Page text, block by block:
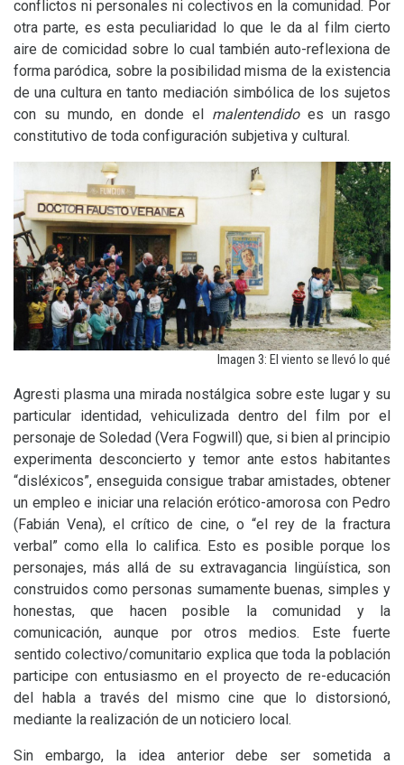
conflictos ni personales ni colectivos en la comunidad. Por
otra parte, es esta peculiaridad lo que le da al film cierto
aire de comicidad sobre lo cual también auto-reflexiona de
forma paródica, sobre la posibilidad misma de la existencia
de una cultura en tanto mediación simbólica de los sujetos
con su mundo, en donde el malentendidoes un rasgo
constitutivo de toda configuración subjetiva y cultural.
Imagen 3: El viento se llevó lo qué
Agresti plasma una mirada nostálgica sobre este lugar y su
particular identidad, vehiculizada dentro del film por el
personaje de Soledad (Vera Fogwill) que, si bien al principio
experimenta desconcierto y temor ante estos habitantes
“disléxicos”, enseguida consigue trabar amistades, obtener
un empleo e iniciar una relación erótico-amorosa con Pedro
(Fabián Vena), el crítico de cine, o “el rey de la fractura
verbal” como ella lo califica. Esto es posible porque los
personajes, más allá de su extravagancia lingüística, son
construidos como personas sumamente buenas, simples y
honestas, que hacen posible la comunidad y la
comunicación, aunque por otros medios. Este fuerte
sentido colectivo/comunitario explica que toda la población
participe con entusiasmo en el proyecto de re-educación
del habla a través del mismo cine que lo distorsionó,
mediante la realización de un noticiero local.
Sin embargo, la idea anterior debe ser sometida a